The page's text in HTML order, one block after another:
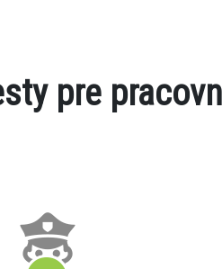
pre